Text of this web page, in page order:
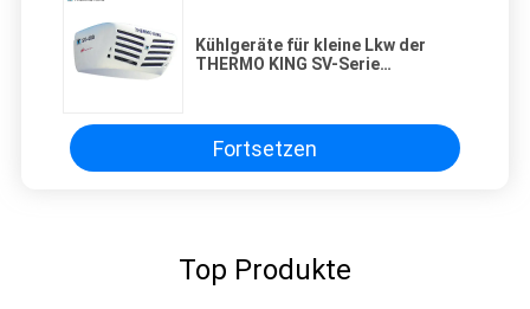
Kühlgeräte für kleine Lkw der
THERMO KING SV-Serie
Fortsetzen
Top Produkte